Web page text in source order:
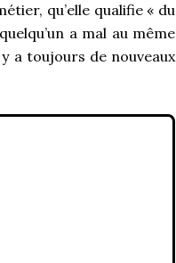
qu’elle qualifie « du
a mal au même
a toujours de nouveaux